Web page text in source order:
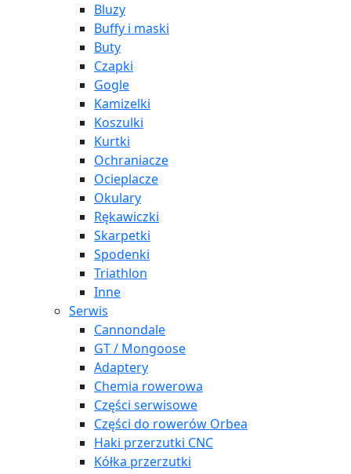
Bluzy
Buffy i maski
Buty
Czapki
Gogle
Kamizelki
Koszulki
Kurtki
Ochraniacze
Ocieplacze
Okulary
Rękawiczki
Skarpetki
Spodenki
Triathlon
Inne
Serwis
Cannondale
GT / Mongoose
Adaptery
Chemia rowerowa
Części serwisowe
Części do rowerów Orbea
Haki przerzutki CNC
Kółka przerzutki